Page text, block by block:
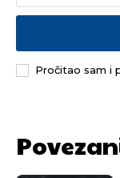
Pročitao sam i